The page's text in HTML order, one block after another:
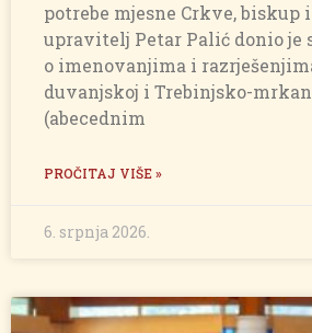
potrebe mjesne Crkve, biskup
upravitelj Petar Palić donio je
o imenovanjima i
duvanjskoj i Trebinjsko-
(abecednim
PROČITAJ VIŠE »
6. srpnja 2026.